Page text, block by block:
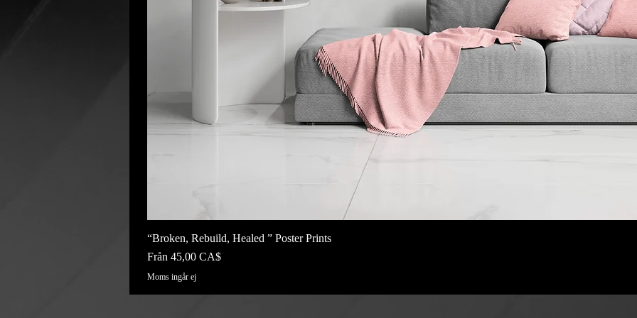
“Broken, Rebuild, Healed ” Poster Prints
Från 45,00 CA$
Reapris
Moms ingår ej